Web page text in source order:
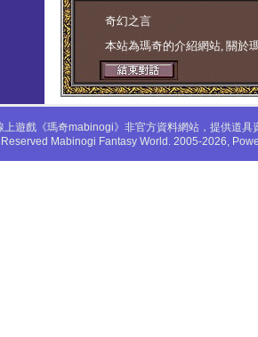
学生妹 奇幻之言
本站為瑪奇的介紹網站, 關於
上遊戲《瑪奇mabinogi》非官方資料網站，提供道
Mabinogi Fantasy World. 2005-2026,